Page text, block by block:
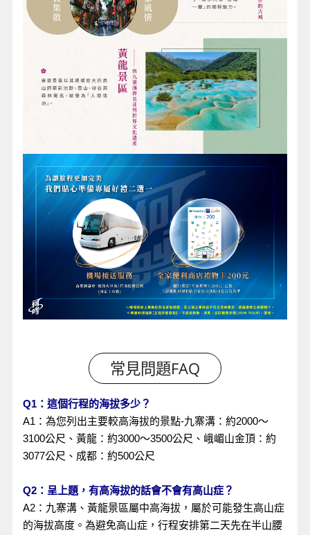
Q1：這個行程的海拔多少？
A1：為您列出主要較高海拔的景點-九寨溝：約2000～
3100公尺、黃龍：約3000～3500公尺、峨嵋山金頂：約
3077公尺、成都：約500公尺
Q2：呈上題，有高海拔的話會不會有高山症？
A2：九寨溝、黃龍景區屬中高海拔，屬於可能發生高山症
的海拔高度。為避免高山症，行程安排第二天先在半山腰